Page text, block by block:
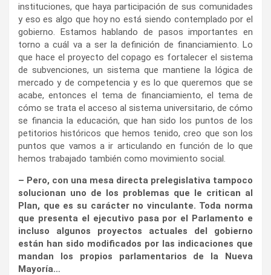
instituciones, que haya participación de sus comunidades
y eso es algo que hoy no está siendo contemplado por el
gobierno. Estamos hablando de pasos importantes en
torno a cuál va a ser la definición de financiamiento. Lo
que hace el proyecto del copago es fortalecer el sistema
de subvenciones, un sistema que mantiene la lógica de
mercado y de competencia y es lo que queremos que se
acabe, entonces el tema de financiamiento, el tema de
cómo se trata el acceso al sistema universitario, de cómo
se financia la educación, que han sido los puntos de los
petitorios históricos que hemos tenido, creo que son los
puntos que vamos a ir articulando en función de lo que
hemos trabajado también como movimiento social.
– Pero, con una mesa directa prelegislativa tampoco
solucionan uno de los problemas que le critican al
Plan, que es su carácter no vinculante. Toda norma
que presenta el ejecutivo pasa por el Parlamento e
incluso algunos proyectos actuales del gobierno
están han sido modificados por las indicaciones que
mandan los propios parlamentarios de la Nueva
Mayoría…